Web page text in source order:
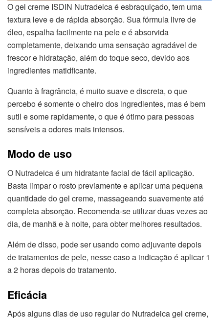
O gel creme ISDIN Nutradeica é esbraquiçado, tem uma
textura leve e de rápida absorção. Sua fórmula livre de
óleo, espalha facilmente na pele e é absorvida
completamente, deixando uma sensação agradável de
frescor e hidratação, além do toque seco, devido aos
ingredientes matidficante.
Quanto à fragrância, é muito suave e discreta, o que
percebo é somente o cheiro dos ingredientes, mas é bem
sutil e some rapidamente, o que é ótimo para pessoas
sensíveis a odores mais intensos.
Modo de uso
O Nutradeica é um hidratante facial de fácil aplicação.
Basta limpar o rosto previamente e aplicar uma pequena
quantidade do gel creme, massageando suavemente até
completa absorção. Recomenda-se utilizar duas vezes ao
dia, de manhã e à noite, para obter melhores resultados.
Além de disso, pode ser usando como adjuvante depois
de tratamentos de pele, nesse caso a indicação é aplicar 1
a 2 horas depois do tratamento.
Eficácia
Após alguns dias de uso regular do Nutradeica gel creme,